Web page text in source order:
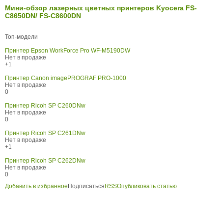
Мини-обзор лазерных цветных принтеров Kyocera FS-
C8650DN/ FS-C8600DN
Топ-модели
Принтер Epson WorkForce Pro WF-M5190DW
Нет в продаже
+1
Принтер Canon imagePROGRAF PRO-1000
Нет в продаже
0
Принтер Ricoh SP C260DNw
Нет в продаже
0
Принтер Ricoh SP C261DNw
Нет в продаже
+1
Принтер Ricoh SP C262DNw
Нет в продаже
0
Добавить в избранное Подписаться RSSОпубликовать статью